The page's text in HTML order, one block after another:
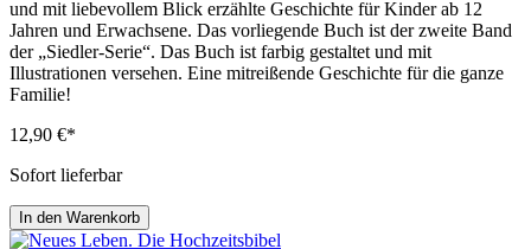
und mit liebevollem Blick erzählte Geschichte für Kinder ab 12
Jahren und Erwachsene. Das vorliegende Buch ist der zweite Band
der „Siedler-Serie“. Das Buch ist farbig gestaltet und mit
Illustrationen versehen. Eine mitreißende Geschichte für die ganze
Familie!
12,90 €*
Sofort lieferbar
In den Warenkorb